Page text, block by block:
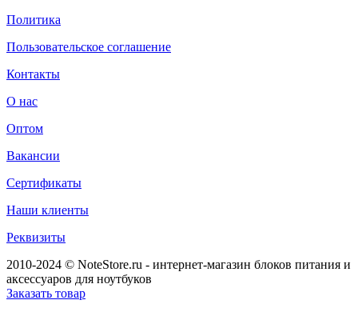
Политика
Пользовательское соглашение
Контакты
О нас
Оптом
Вакансии
Сертификаты
Наши клиенты
Реквизиты
2010-2024 © NoteStore.ru - интернет-магазин блоков питания и
аксессуаров для ноутбуков
Заказать товар